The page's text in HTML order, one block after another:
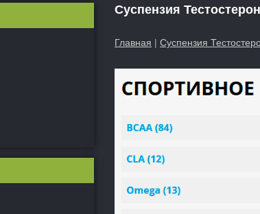
Суспензия
Главная | Суспензия